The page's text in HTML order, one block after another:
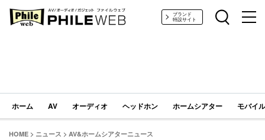
PHILE WEB｜AV/オーディオ/ガジェットブランド
特設サイト
ホーム AV オーディオ ヘッドホン ホームシアター モバイ
HOME > ニュース > AV&ホームシアターニュース